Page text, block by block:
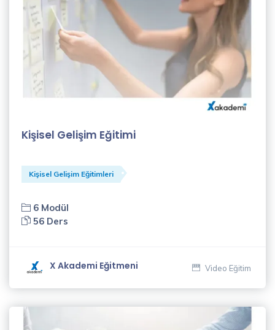
Akkuş
Özlem
Algül
(4)
Said
Selahattin
Taşkın (1)
Kişisel Gelişim Eğitimi
Kişisel Gelişim Eğitimleri
6 Modül
56 Ders
X Akademi Eğitmeni Video Eğitim